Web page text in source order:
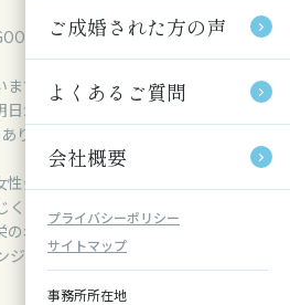
ご成婚された方の声
よくあるご質問
会社概要
プライバシーポリシー
サイトマップ
事務所所在地
ご成婚された方の声
よくあるご質問
会社概要
プライバシーポリシー
サイトマップ
事務所所在地
LIFE～グッドライフです。
ます・・♪
からは、5月。
りますね・・
会員、56歳、名古屋市在住。
、名古屋市にお住まいです。
の名古屋東急ホテル。
、グリンデルワルトは、静かで落